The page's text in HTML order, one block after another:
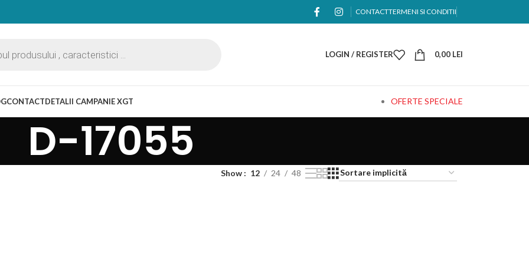
CONTACTTERMENI SI CONDITII
LOGIN / REGISTER 0,00 LEI
CONTACTDETALII CAMPANIE XGT OFERTE SPECIALE
D-17055
Show 12 24 48